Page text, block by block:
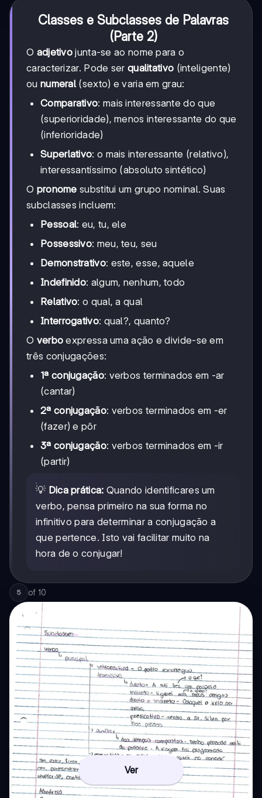
Classes e Subclasses de Palavras
(Parte 2)
O adjetivo junta-se ao nome para o
caracterizar. Pode ser qualitativo (inteligente)
ou numeral (sexto) e varia em grau:
Comparativo: mais interessante do que
(superioridade), menos interessante do que
(inferioridade)
Superlativo: o mais interessante (relativo),
interessantíssimo (absoluto sintético)
O pronome substitui um grupo nominal. Suas
subclasses incluem:
Pessoal: eu, tu, ele
Possessivo: meu, teu, seu
Demonstrativo: este, esse, aquele
Indefinido: algum, nenhum, todo
Relativo: o qual, a qual
Interrogativo: qual?, quanto?
O verbo expressa uma ação e divide-se em
três conjugações:
1ª conjugação: verbos terminados em -ar
(cantar)
2ª conjugação: verbos terminados em -er
(fazer) e pôr
3ª conjugação: verbos terminados em -ir
(partir)
💡 Dica prática: Quando identificares um
verbo, pensa primeiro na sua forma no
infinitivo para determinar a conjugação a
que pertence. Isto vai facilitar muito na
hora de o conjugar!
5 of 10
Ver